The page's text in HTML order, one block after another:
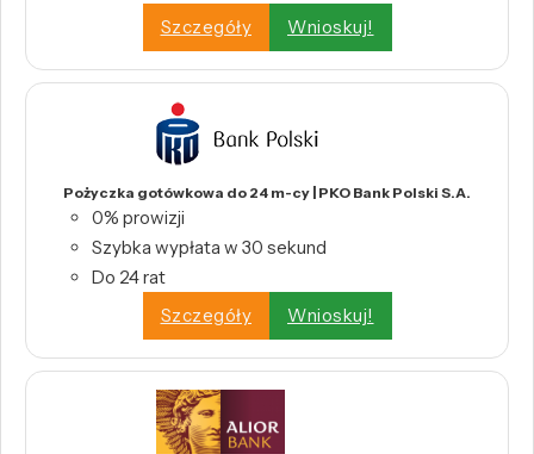
Szczegóły Wnioskuj!
Pożyczka gotówkowa do 24 m-cy | PKO Bank Polski S.A.
0% prowizji
Szybka wypłata w 30 sekund
Do 24 rat
Szczegóły
Wnioskuj!